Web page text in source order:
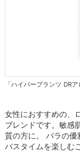
「ハイパープランツ DR
女性におすすめの、
ブレンドです。敏感
質の方に。 バラの
バスタイムを楽しむ